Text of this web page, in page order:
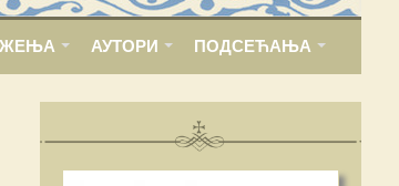
АУТОРИ ПОДСЕЋАЊА